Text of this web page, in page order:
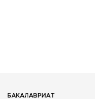
БАКАЛАВРИАТ